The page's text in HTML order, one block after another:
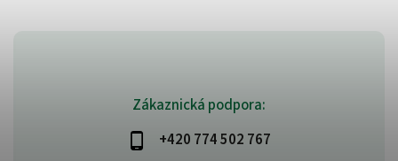
Zákaznická podpora:
+420 774 502 767